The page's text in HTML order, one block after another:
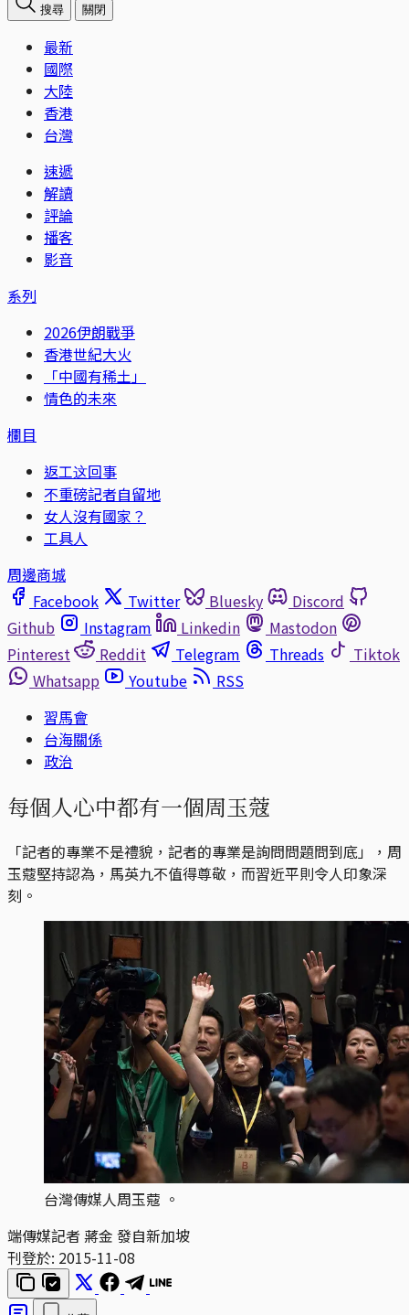
搜尋 關閉
最新
國際
大陸
香港
台灣
速遞
解讀
評論
播客
影音
系列
2026伊朗戰爭
香港世紀大火
「中國有稀土」
情色的未來
欄目
返工这回事
不重磅記者自留地
女人沒有國家？
工具人
周邊商城
Facebook
Twitter Bluesky
Discord
Github
Instagram Linkedin
Mastodon
Pinterest
Reddit Telegram Threads
Tiktok
Whatsapp
Youtube
RSS
習馬會
台海關係
政治
每個人心中都有一個周玉蔻
「記者的專業不是禮貌，記者的專業是詢問問題問到底」，周
玉蔻堅持認為，馬英九不值得尊敬，而習近平則令人印象深
刻。
台灣傳媒人周玉蔻 。
端傳媒記者 蔣金 發自新加坡
刊登於: 2015-11-08